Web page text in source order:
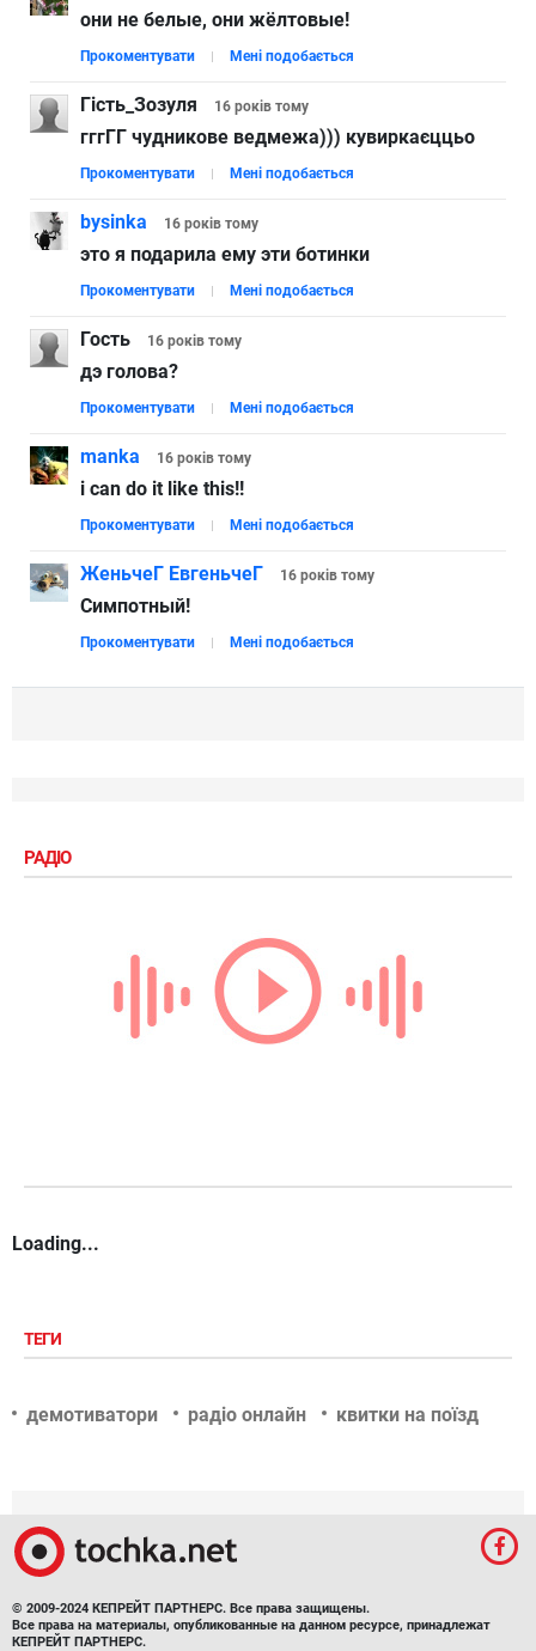
они не белые, они жёлтовые!
Прокоментувати Мені подобається
Гість_Зозуля 16 років тому
гггГГ чудникове ведмежа))) кувиркаєццьо
Прокоментувати Мені подобається
bysinka 16 років тому
это я подарила ему эти ботинки
Прокоментувати Мені подобається
Гость 16 років тому
дэ голова?
Прокоментувати Мені подобається
manka 16 років тому
i can do it like this!!
Прокоментувати Мені подобається
ЖеньчеГ ЕвгеньчеГ 16 років тому
Симпотный!
Прокоментувати Мені подобається
РАДІО
Loading...
ТЕГИ
демотиватори радіо онлайн квитки на поїзд
© 2009-2024 КЕПРЕЙТ ПАРТНЕРС. Все права защищены.
Все права на материалы, опубликованные на данном ресурсе, принадлежат
КЕПРЕЙТ ПАРТНЕРС.